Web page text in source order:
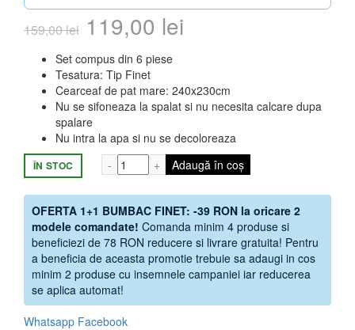
159,00lei Prețul
inițial
a
fost:
159,00 lei.
119,00 lei
este:
119,00 lei.
Set compus din 6 piese
Tesatura: Tip Finet
Cearceaf de pat mare: 240x230cm
Nu se sifoneaza la spalat si nu necesita calcare dupa
spalare
Nu intra la apa si nu se decoloreaza
ÎN STOC Cantitate Set Lenjerie de Pat din Finet
Adaugă în coș
OFERTA 1+1 BUMBAC FINET: -39 RON la oricare 2
modele comandate! Comanda minim 4 produse si
beneficiezi de 78 RON reducere si livrare gratuita! Pentru
a beneficia de aceasta promotie trebuie sa adaugi in cos
minim 2 produse cu insemnele campaniei iar reducerea
se aplica automat!
Whatsapp Facebook